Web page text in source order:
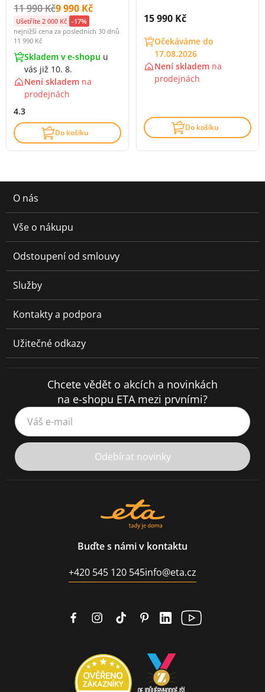
Původní cena s DPH:
11 990 KčCena s DPH:
9 990 Kč
Ušetříte 2 000 Kč -17%
nejnižší cena za posledních 30 dnů
11 990 Kč
Skladem v e-shopu u
vás již 10. 8.
Není skladem na
prodejnách
4.3
Do košíku
Cena s DPH:
15 990 Kč
Očekáváme do
17.08.2026
Není skladem na
prodejnách
Do košíku
O nás
Vše o nákupu
Odstoupení od smlouvy
Služby
Kontakty a podpora
Užitečné odkazy
Chcete vědět o akcích a novinkách
na e-shopu ETA mezi prvními?
Váš e-mail
Odebírat novinky
Buďte s námi v kontaktu
+420 545 120 545info@eta.cz